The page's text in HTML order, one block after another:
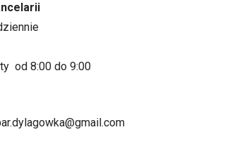
codziennie
od 8:00 do 9:00